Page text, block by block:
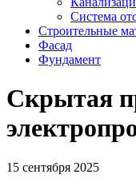
Система
Строительные
Фасад
Фундамент
Скрытая
15 сентября 2025